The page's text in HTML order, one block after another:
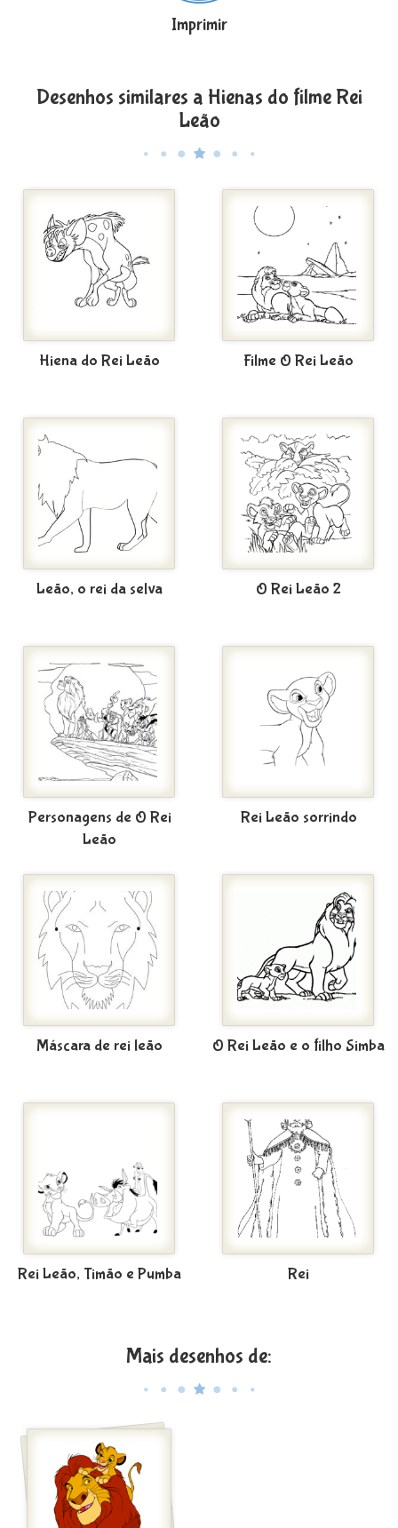
Imprimir
Desenhos similares a Hienas do filme Rei
Leão
Hiena do Rei Leão Filme O Rei Leão
Leão, o rei da selva O Rei Leão 2
Personagens de O Rei
Leão
Rei Leão sorrindo
Máscara de rei leão O Rei Leão e o filho Simba
Rei Leão, Timão e Pumba Rei
Mais desenhos de: